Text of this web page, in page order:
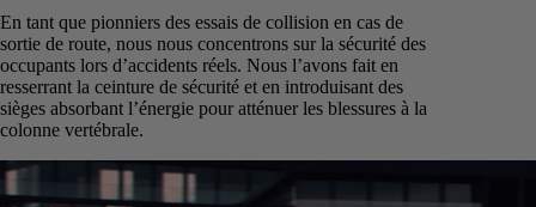
En tant que pionniers des essais de collision en cas de
sortie de route, nous nous concentrons sur la sécurité des
occupants lors d’accidents réels. Nous l’avons fait en
resserrant la ceinture de sécurité et en introduisant des
sièges absorbant l’énergie pour atténuer les blessures à la
colonne vertébrale.